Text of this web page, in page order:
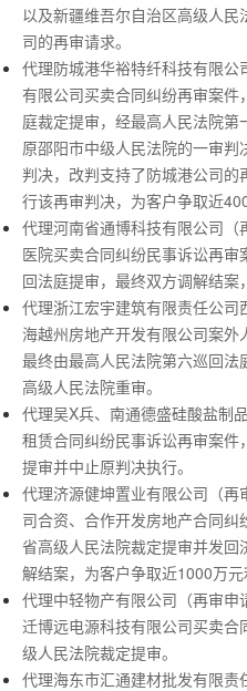
以及新疆维吾尔自治区高级人
司的再审请求。
代理防城港华裕特纤科技有限
有限公司买卖合同纠纷再审案
庭裁定提审，经最高人民法院
原邵阳市中级人民法院的一审
判决，改判支持了防城港公司的
行该再审判决，为客户争取近
代理河南省通博科技有限公司
医院买卖合同纠纷民事诉讼再
回法庭提审，最终双方调解结案
代理浙江宏宇建筑有限责任公
海越州房地产开发有限公司案
最终由最高人民法院第六巡回
高级人民法院重审。
代理吴X兵、南通德盛硅酸盐制
租赁合同纠纷民事诉讼再审案
提审并中止原判决执行。
代理济源健坤置业有限公司（
司合资、合作开发房地产合同
省高级人民法院裁定提审并发
解结案，为客户争取近1000万元
代理中轻物产有限公司（再审
迁博远电源科技有限公司买卖
级人民法院裁定提审。
代理海东市汇通建材批发有限